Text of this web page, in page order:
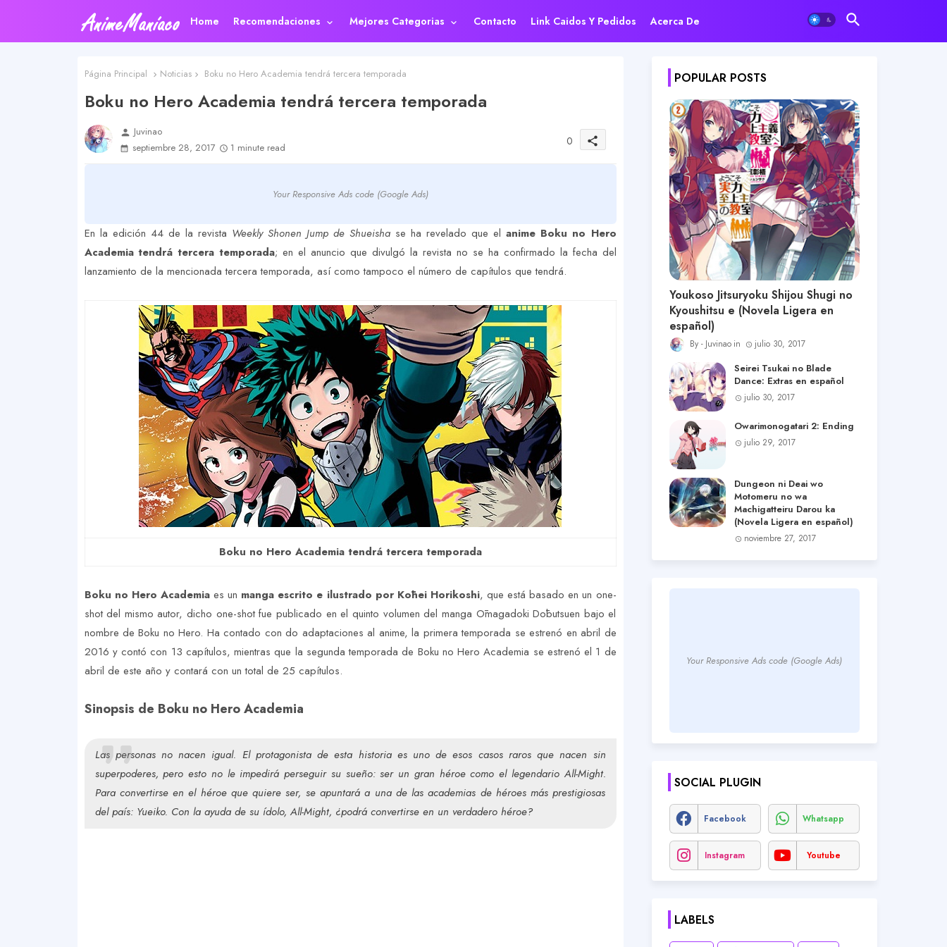
Home Recomendaciones Mejores Categorias Contacto Link Caidos Y Pedidos Acerca De
Página Principal Noticias Boku no Hero Academia tendrá tercera temporada
Boku no Hero Academia tendrá tercera temporada
person Juvinao
septiembre 28, 2017
1 minute read 0 share
Your Responsive Ads code (Google Ads)
En la edición 44 de la revista Weekly Shonen Jump de Shueisha se ha revelado que elanime Boku no Hero
Academia tendrá tercera temporada; en el anuncio que divulgó la revista no se ha confirmado la fecha del
lanzamiento de la mencionada tercera temporada, así como tampoco el número de capítulos que tendrá.
Boku no Hero Academia tendrá tercera temporada
Boku no Hero Academiaes un manga escrito e ilustrado por Kōhei Horikoshi, que está basado en un one-
shot del mismo autor, dicho one-shot fue publicado en el quinto volumen del manga Ōmagadoki Dōbutsuen bajo el
nombre de Boku no Hero. Ha contado con do adaptaciones al anime, la primera temporada se estrenó en abril de
2016 y contó con 13 capítulos, mientras que la segunda temporada de Boku no Hero Academia se estrenó el 1 de
abril de este año y contará con un total de 25 capítulos.
Sinopsis de Boku no Hero Academia
Las personas no nacen igual. El protagonista de esta historia es uno de esos casos raros que nacen sin
superpoderes, pero esto no le impedirá perseguir su sueño: ser un gran héroe como el legendario All-Might.
Para convertirse en el héroe que quiere ser, se apuntará a una de las academias de héroes más prestigiosas
del país: Yueiko. Con la ayuda de su ídolo, All-Might, ¿podrá convertirse en un verdadero héroe?
POPULAR POSTS
Youkoso Jitsuryoku Shijou Shugi no
Kyoushitsu e (Novela Ligera en
español)
Juvinao julio 30, 2017
Seirei Tsukai no Blade
Dance: Extras en español
julio 30, 2017
Owarimonogatari 2: Ending
julio 29, 2017
Dungeon ni Deai wo
Motomeru no wa
Machigatteiru Darou ka
(Novela Ligera en español)
noviembre 27, 2017
Your Responsive Ads code (Google Ads)
SOCIAL PLUGIN
Facebook Whatsapp
Instagram Youtube
LABELS